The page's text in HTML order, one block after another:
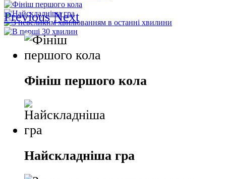
Previous Next
Фініш першого кола
Найскладніша гра